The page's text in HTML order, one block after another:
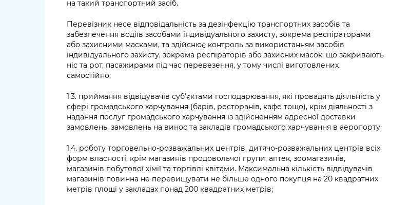
на такий транспортний засіб.
Перевізник несе відповідальність за дезінфекцію транспортних засобів та
забезпечення водіїв засобами індивідуального захисту, зокрема респіраторами
або захисними масками, та здійснює контроль за використанням засобів
індивідуального захисту, зокрема респіраторів або захисних масок, що закривають
ніс та рот, пасажирами під час перевезення, у тому числі виготовлених
самостійно;
1.3. приймання відвідувачів суб’єктами господарювання, які провадять діяльність у
сфері громадського харчування (барів, ресторанів, кафе тощо), крім діяльності з
надання послуг громадського харчування із здійсненням адресної доставки
замовлень, замовлень на винос та закладів громадського харчування в аеропорту;
1.4. роботу торговельно-розважальних центрів, дитячо-розважальних центрів всіх
форм власності, крім магазинів продовольчої групи, аптек, зоомагазинів,
магазинів побутової хімії та торгівлі квітами. Максимальна кількість відвідувачів
магазинів повинна не перевищувати не більше одного покупця на 20 квадратних
метрів площі у закладах понад 200 квадратних метрів;